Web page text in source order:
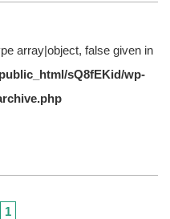
array|object, false given in
sQ8fEKid/wp-
1